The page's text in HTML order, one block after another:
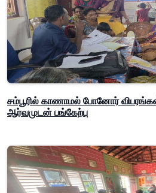
சம்பூரில் காணாமல் போனோர்
ஆர்வமுடன் பங்கேற்பு